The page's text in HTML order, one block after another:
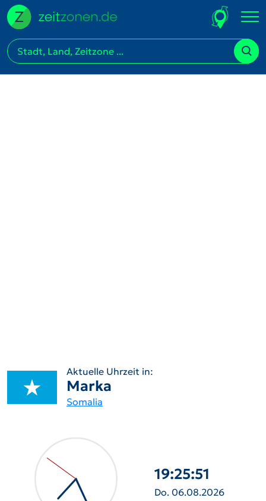
Aktuelle Uhrzeit in:
Marka
Somalia
19:25:52
Do. 06.08.2026